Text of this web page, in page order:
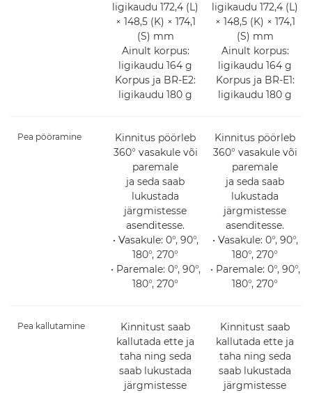
ligikaudu 172,4 (L)
× 148,5 (K) × 174,1
(S) mm
Ainult korpus:
ligikaudu 164 g
Korpus ja BR-E2:
ligikaudu 180 g
ligikaudu 172,4 (L)
× 148,5 (K) × 174,1
(S) mm
Ainult korpus:
ligikaudu 164 g
Korpus ja BR-E1:
ligikaudu 180 g
Pea pööramine
Kinnitus pöörleb
360° vasakule või
paremale
ja seda saab
lukustada
järgmistesse
asenditesse.
• Vasakule: 0°, 90°,
180°, 270°
• Paremale: 0°, 90°,
180°, 270°
Kinnitus pöörleb
360° vasakule või
paremale
ja seda saab
lukustada
järgmistesse
asenditesse.
• Vasakule: 0°, 90°,
180°, 270°
• Paremale: 0°, 90°,
180°, 270°
Pea kallutamine
Kinnitust saab
kallutada ette ja
taha ning seda
saab lukustada
järgmistesse
Kinnitust saab
kallutada ette ja
taha ning seda
saab lukustada
järgmistesse